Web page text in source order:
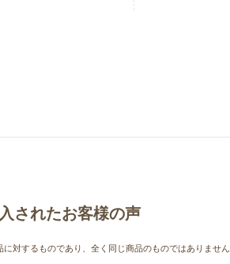
されたお客様の声
対するものであり、全く同じ商品のものではありません